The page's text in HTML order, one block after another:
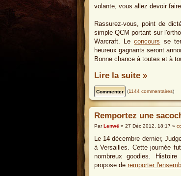
volante, vous allez devoir
Rassurez-vous, point de
simple QCM portant sur
Warcraft. Leconcours se
heureux gagnants seront
Bonne chance à toutes et à
Lire la suite »
(1144 commentaires)
Remportez une
ParLenwë » 27 Déc 2012, 18:17 »
Le 14 décembre dernier,
à Versailles. Cette journée
nombreux goodies.
propose de remporter